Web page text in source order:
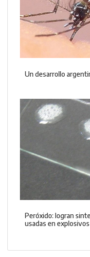
Un desarrollo
Peróxido: logran
usadas en explosivos